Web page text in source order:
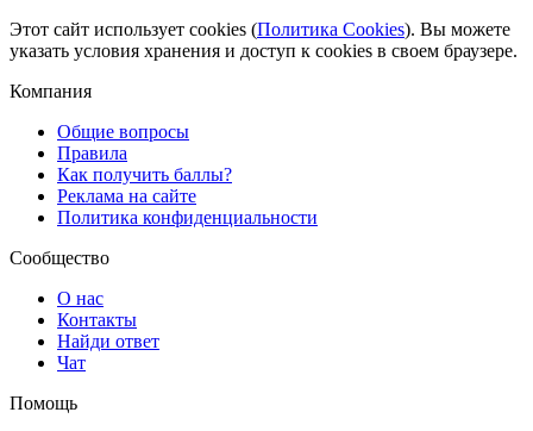
Этот сайт использует cookies (Политика Cookies). Вы можете
указать условия хранения и доступ к cookies в своем браузере.
Компания
Общие вопросы
Правила
Как получить баллы?
Реклама на сайте
Политика конфиденциальности
Сообщество
О нас
Контакты
Найди ответ
Чат
Помощь